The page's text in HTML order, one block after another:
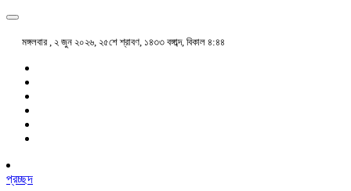
মঙ্গলবার , ২ জুন ২০২৬, ২৫শে শ্রাবণ, ১৪৩৩ বঙ্গাব্দ, বিকাল ৪:৪৪
প্রচ্ছদ